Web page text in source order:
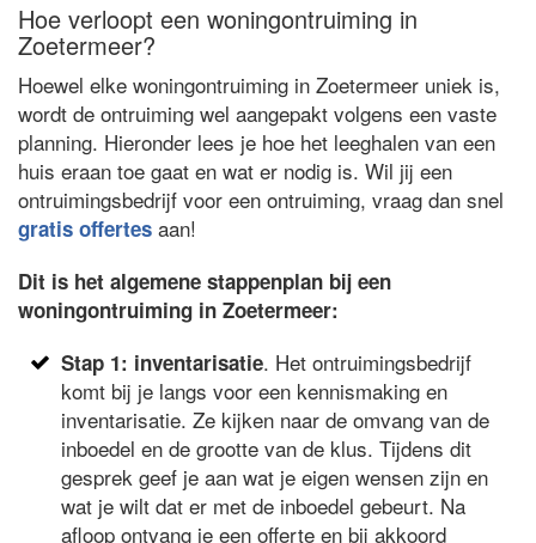
Hoe verloopt een woningontruiming in
Zoetermeer?
Hoewel elke woningontruiming in Zoetermeer uniek is,
wordt de ontruiming wel aangepakt volgens een vaste
planning. Hieronder lees je hoe het leeghalen van een
huis eraan toe gaat en wat er nodig is. Wil jij een
ontruimingsbedrijf voor een ontruiming, vraag dan snel
gratis offertes aan!
Dit is het algemene stappenplan bij een
woningontruiming in Zoetermeer:
Stap 1: inventarisatie. Het ontruimingsbedrijf
komt bij je langs voor een kennismaking en
inventarisatie. Ze kijken naar de omvang van de
inboedel en de grootte van de klus. Tijdens dit
gesprek geef je aan wat je eigen wensen zijn en
wat je wilt dat er met de inboedel gebeurt. Na
afloop ontvang je een offerte en bij akkoord